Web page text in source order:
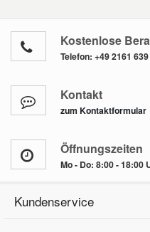
Kostenlose
Telefon: +49 2161
Kontakt
zum Kontaktformular
Öffnungszeiten
Mo - Do: 8:00 - 18:00
Kundenservice